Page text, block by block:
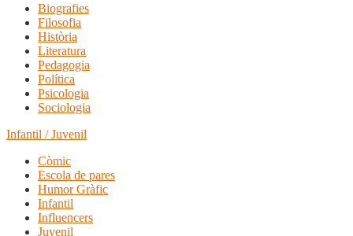
Biografies
Filosofia
Història
Literatura
Pedagogia
Política
Psicologia
Sociologia
Infantil / Juvenil
Còmic
Escola de pares
Humor Gràfic
Infantil
Influencers
Juvenil